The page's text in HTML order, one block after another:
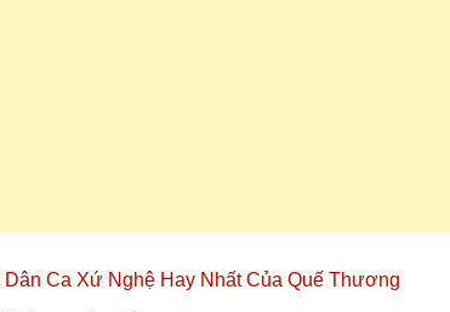
Ca Xứ Nghệ Hay Nhất Của Quế Thương